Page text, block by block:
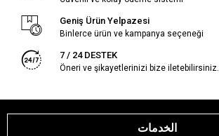
Geniş Ürün Yelpazesi
Binlerce ürün ve kampanya seçeneği
7 / 24 DESTEK
Öneri ve şikayetlerinizi bize iletebilirsiniz.
الخدمات